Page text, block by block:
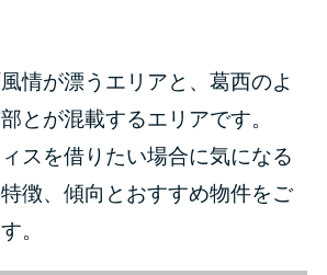
情が漂うエリアと、葛西のよ
とが混載するエリアです。
スを借りたい場合に気になる
徴、傾向とおすすめ物件をご
。